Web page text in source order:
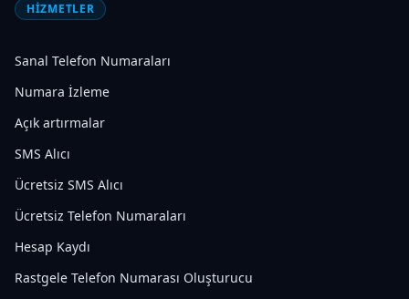
HIZMETLER
Sanal Telefon Numaraları
Numara İzleme
Açık artırmalar
SMS Alıcı
Ücretsiz SMS Alıcı
Ücretsiz Telefon Numaraları
Hesap Kaydı
Rastgele Telefon Numarası Oluşturucu